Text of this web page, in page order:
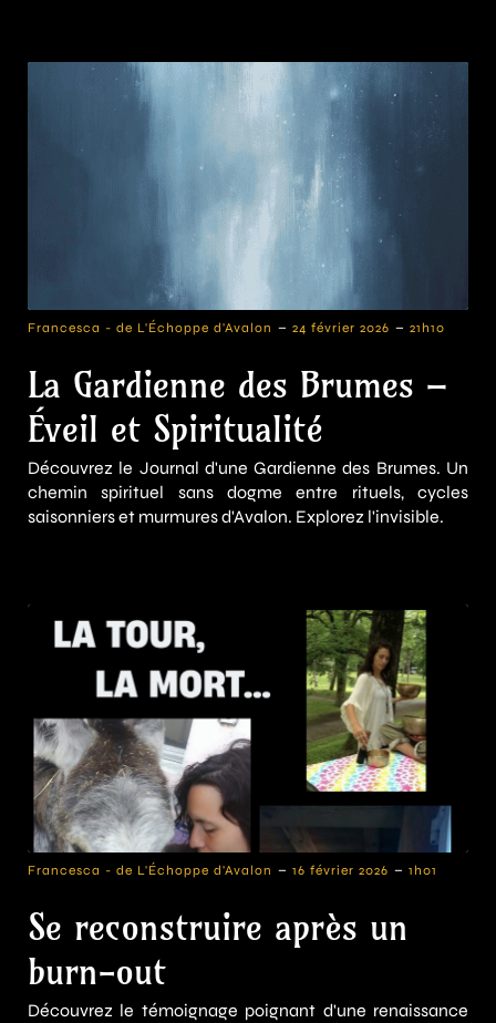
Francesca - de L'Échoppe d'Avalon - 24 février 2026 - 21h10
La Gardienne des Brumes –
Éveil et Spiritualité
Découvrez le Journal d'une Gardienne des Brumes. Un
chemin spirituel sans dogme entre rituels, cycles
saisonniers et murmures d'Avalon. Explorez l'invisible.
Francesca - de L'Échoppe d'Avalon - 16 février 2026 - 1h01
Se reconstruire après un
burn-out
Découvrez le témoignage poignant d'une renaissance